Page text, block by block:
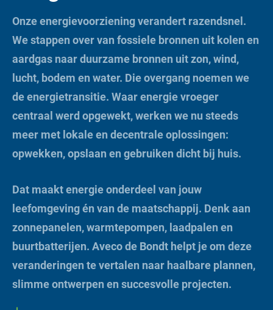
Onze energievoorziening verandert razendsnel.
We stappen over van fossiele bronnen uit kolen en
aardgas naar duurzame bronnen uit zon, wind,
lucht, bodem en water. Die overgang noemen we
de energietransitie. Waar energie vroeger
centraal werd opgewekt, werken we nu steeds
meer met lokale en decentrale oplossingen:
opwekken, opslaan en gebruiken dicht bij huis.
Dat maakt energie onderdeel van jouw
leefomgeving én van de maatschappij. Denk aan
zonnepanelen, warmtepompen, laadpalen en
buurtbatterijen. Aveco de Bondt helpt je om deze
veranderingen te vertalen naar haalbare plannen,
slimme ontwerpen en succesvolle projecten.